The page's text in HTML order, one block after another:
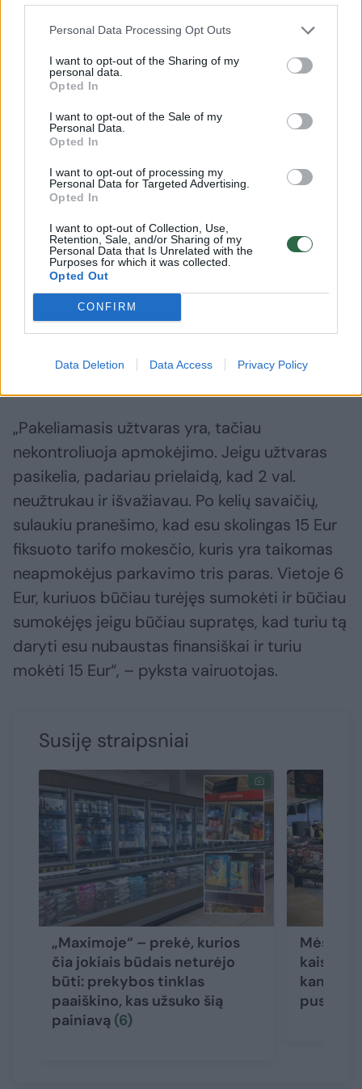
Personal Data Processing Opt Outs
I want to opt-out of the Sharing of my
personal data.
Opted In
I want to opt-out of the Sale of my
Personal Data.
Opted In
I want to opt-out of processing my
Personal Data for Targeted Advertising.
Opted In
I want to opt-out of Collection, Use,
Retention, Sale, and/or Sharing of my
Personal Data that Is Unrelated with the
Purposes for which it was collected.
Opted Out
CONFIRM
Data Deletion Data Access Privacy Policy
daugiau nei pusę pasaulio produkto, todėl
muitų netaikys
Tačiau Andrių labiausiai nustebino tai, kad
net ir nesumokėjus už stovėjimą, jam buvo
išvažiuoti iš aikštelės.
„Pakeliamasis užtvaras yra, tačiau
nekontroliuoja apmokėjimo. Jeigu užtvaras
pasikelia, padariau prielaidą, kad 2 val.
neužtrukau ir išvažiavau. Po kelių savaičių,
sulaukiu pranešimo, kad esu skolingas 15 Eur
fiksuoto tarifo mokesčio, kuris yra taikomas
neapmokėjus parkavimo tris paras. Vietoje 6
Eur, kuriuos būčiau turėjęs sumokėti ir būčiau
sumokėjęs jeigu būčiau supratęs, kad turiu tą
daryti esu nubaustas finansiškai ir turiu
mokėti 15 Eur“, – pyksta vairuotojas.
Susiję straipsniai
„Maximoje“ – prekė, kurios
čia jokiais būdais neturėjo
būti: prekybos tinklas
paaiškino, kas užsuko šią
painiavą (6)
kaista
kam
pusmetį